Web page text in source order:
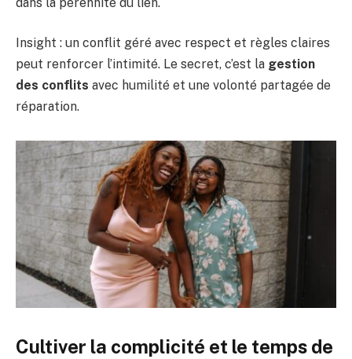
Insight : un conflit géré avec respect et règles claires
peut renforcer l’intimité. Le secret, c’est la gestion
des conflits avec humilité et une volonté partagée de
réparation.
Cultiver la complicité et le temps de